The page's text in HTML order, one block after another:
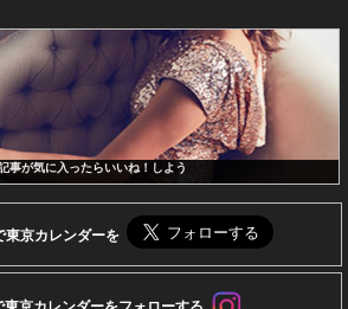
事が気に入ったらいいね！しよう
京カレンダーを